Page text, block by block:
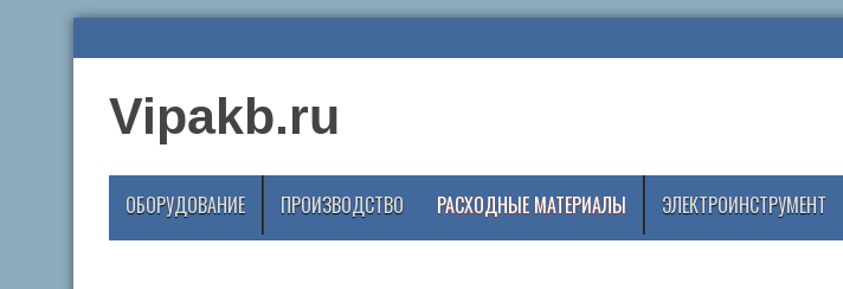
Vipakb.ru
ОБОРУДОВАНИЕ ПРОИЗВОДСТВО РАСХОДНЫЕ МАТЕРИАЛЫ ЭЛЕКТРОИНСТРУМЕНТ